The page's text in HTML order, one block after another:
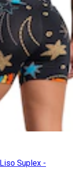
Suplex -